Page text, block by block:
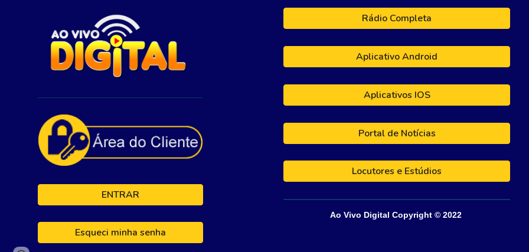
ENTRAR
Esqueci minha senha
Rádio Completa
Aplicativo Android
Aplicativos IOS
Portal de Notícias
Locutores e Estúdios
Ao Vivo Digital Copyright © 2022